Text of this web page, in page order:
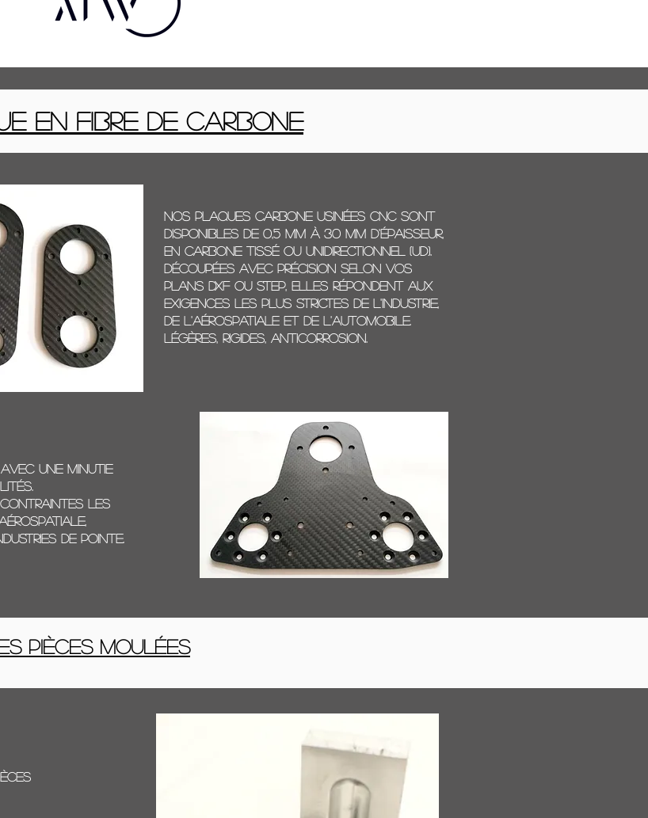
en fibre de carbone
Nos plaques carbone usinées CNC sont
disponibles de 0,5 mm à 30 mm d'épaisseur,
en carbone tissé ou unidirectionnel (UD).
Découpées avec précision selon vos
plans DXF ou STEP, elles répondent aux
exigences les plus strictes de l'industrie,
de l'aérospatiale et de l'automobile.
Légères, rigides, anticorrosion.
une minutie
contraintes les
de pointe.
Pièces moulées